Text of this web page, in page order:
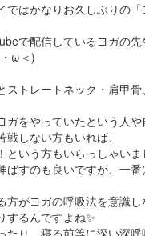
ではかなりお久しぶりの
で配信しているヨガの
ω＜)
ストレートネック・肩甲
ガをやっていたという人
しない方もいれば、
いう方もいらっしゃいま
ばすのも良いですが、一
方がヨガの呼吸法を意識
するんですよね✨